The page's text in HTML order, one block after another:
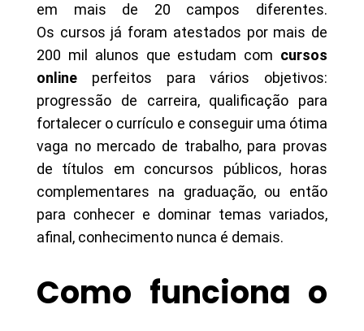
em mais de 20 campos diferentes.
Os cursos já foram atestados por mais de
200 mil alunos que estudam com cursos
online perfeitos para vários objetivos:
progressão de carreira, qualificação para
fortalecer o currículo e conseguir uma ótima
vaga no mercado de trabalho, para provas
de títulos em concursos públicos, horas
complementares na graduação, ou então
para conhecer e dominar temas variados,
afinal, conhecimento nunca é demais.
Como funciona o